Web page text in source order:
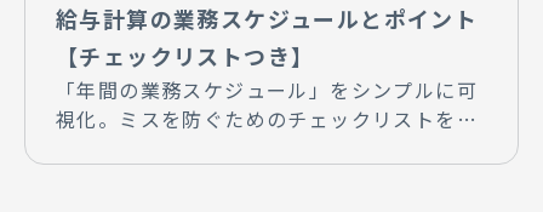
給与計算の業務スケジュールとポイント
【チェックリストつき】
「年間の業務スケジュール」をシンプルに可
視化。ミスを防ぐためのチェックリストをご